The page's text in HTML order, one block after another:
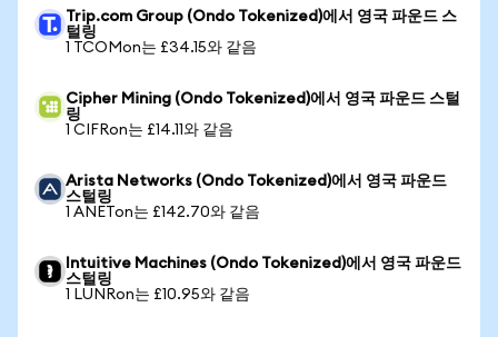
Trip.com Group (Ondo Tokenized)에서 영국 파운드 스
털링
1 TCOMon는 £34.15와 같음
Cipher Mining (Ondo Tokenized)에서 영국 파운드 스털
링
1 CIFRon는 £14.11와 같음
Arista Networks (Ondo Tokenized)에서 영국 파운드
스털링
1 ANETon는 £142.70와 같음
Intuitive Machines (Ondo Tokenized)에서 영국 파운드
스털링
1 LUNRon는 £10.95와 같음